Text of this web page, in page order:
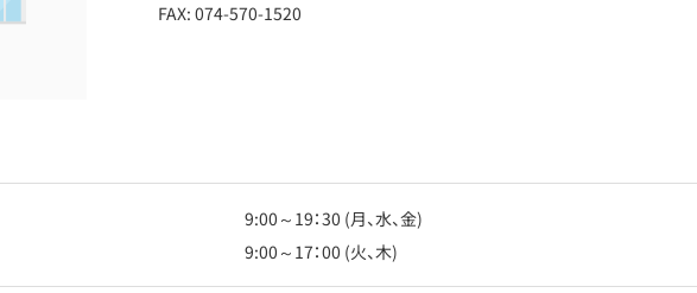
FAX: 074-570-1520
9:00～19：30 (月、水、金)
9:00～17：00 (火、木)